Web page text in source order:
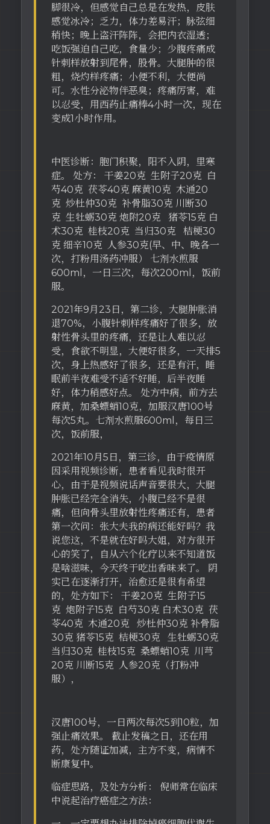
脚很冷，但感觉自己总是在发热，皮肤
感觉冰冷；乏力，体力差易汗；脉弦细
稍快；晚上盗汗阵阵，会把内衣湿透；
吃饭强迫自己吃，食量少；少腹疼痛成
针刺样放射到尾骨，股骨。大腿肿的很
粗，烧灼样疼痛；小便不利，大便尚
可。水性分泌物伴恶臭；疼痛厉害，难
以忍受，用西药止痛棒4小时一次，现在
变成1小时作用。
中医诊断：胞门积聚，阳不入阴，里寒
症。 处方： 干姜20克 生附子20克 白
芍40克 茯苓40克 麻黄10克 木通20
克 炒杜仲30克 补骨脂30克 川断30
克 生牡蛎30克 炮附20克 猪苓15克 白
术30克 桂枝20克 当归30克 桔梗30
克 细辛10克 人参30克(早、中、晚各一
次，打粉用汤药冲服） 七剂水煎服
600ml，一日三次，每次200ml，饭前
服。
2021年9月23日，第二诊，大腿肿胀消
退70%，小腹针刺样疼痛好了很多，放
射性骨头里的疼痛，还是让人难以忍
受，食欲不明显，大便好很多，一天排5
次，身上热感好了很多，还是有汗，睡
眠前半夜难受不适不好睡，后半夜睡
好，体力稍感好点。 处方中病，前方去
麻黄，加桑螵蛸10克，加服汉唐100号
每次5丸。七剂水煎服600ml，每日三
次，饭前服，
2021年10月5日，第三诊，由于疫情原
因采用视频诊断，患者看见我时很开
心，由于是视频说话声音要很大，大腿
肿胀已经完全消失，小腹已经不是很
痛，但向骨头里放射性疼痛还有，患者
第一次问：张大夫我的病还能好吗？我
说您这，不是就在好吗大姐，对方很开
心的笑了，自从六个化疗以来不知道饭
是啥滋味，今天终于吃出香味来了。 阴
实已在逐渐打开，治愈还是很有希望
的，处方如下： 干姜20克 生附子15
克 炮附子15克 白芍30克 白术30克 茯
苓40克 木通20克 炒杜仲30克 补骨脂
30克 猪苓15克 桔梗30克 生牡蛎30克
当归30克 桂枝15克 桑螵蛸10克 川芎
20克 川断15克 人参20克（打粉冲
服），
汉唐100号，一日两次每次5到10粒，加
强止痛效果。 截止发稿之日，还在用
药，处方随证加减，主方不变，病情不
断康复中。
临症思路，及处方分析： 倪师常在临床
中说起治疗癌症之方法：